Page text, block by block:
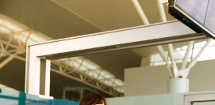
GIÁO DỤC
Y TẾ
KHOA HỌC - CÔNG NGHỆ